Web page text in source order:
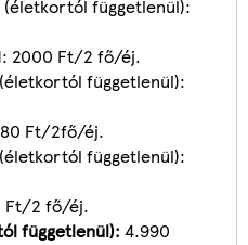
(életkortól függetlenül):
2000 Ft/2 fő/éj.
függetlenül):
Ft/2fő/éj.
függetlenül):
Ft/2 fő/éj.
függetlenül): 4.990